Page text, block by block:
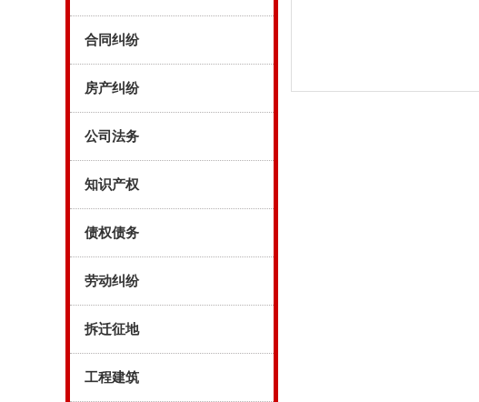
合同纠纷
房产纠纷
公司法务
知识产权
债权债务
劳动纠纷
拆迁征地
工程建筑